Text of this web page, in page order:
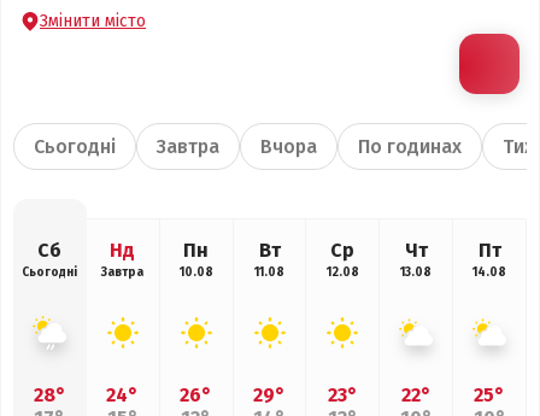
Змінити місто
Сьогодні Завтра Вчора По годинах
Сб
Сьогодні
28°
Нд
Завтра
24°
Пн
10.08
26°
Вт
11.08
29°
Ср
12.08
23°
Чт
13.08
22°
Пт
14.08
25°